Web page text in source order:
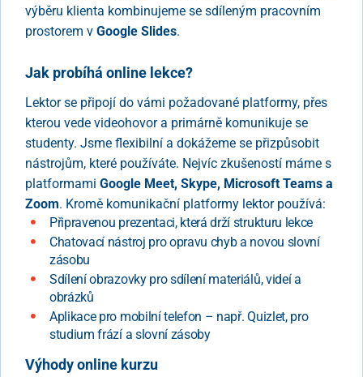
výběru klienta kombinujeme se sdíleným pracovním
prostorem v Google Slides.
Jak probíhá online lekce?
Lektor se připojí do vámi požadované platformy, přes
kterou vede videohovor a primárně komunikuje se
studenty. Jsme flexibilní a dokážeme se přizpůsobit
nástrojům, které používáte. Nejvíc zkušeností máme s
platformami Google Meet, Skype, Microsoft Teams a
Zoom. Kromě komunikační platformy lektor používá:
Připravenou prezentaci, která drží strukturu lekce
Chatovací nástroj pro opravu chyb a novou slovní
zásobu
Sdílení obrazovky pro sdílení materiálů, videí a
obrázků
Aplikace pro mobilní telefon – např. Quizlet, pro
studium frází a slovní zásoby
Výhody online kurzu